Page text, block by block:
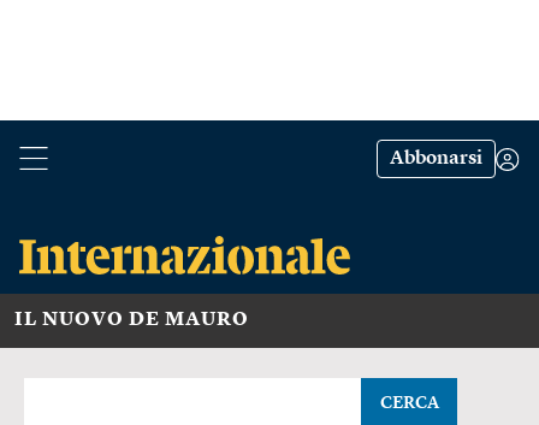
Abbonarsi
IL NUOVO DE MAURO
CERCA